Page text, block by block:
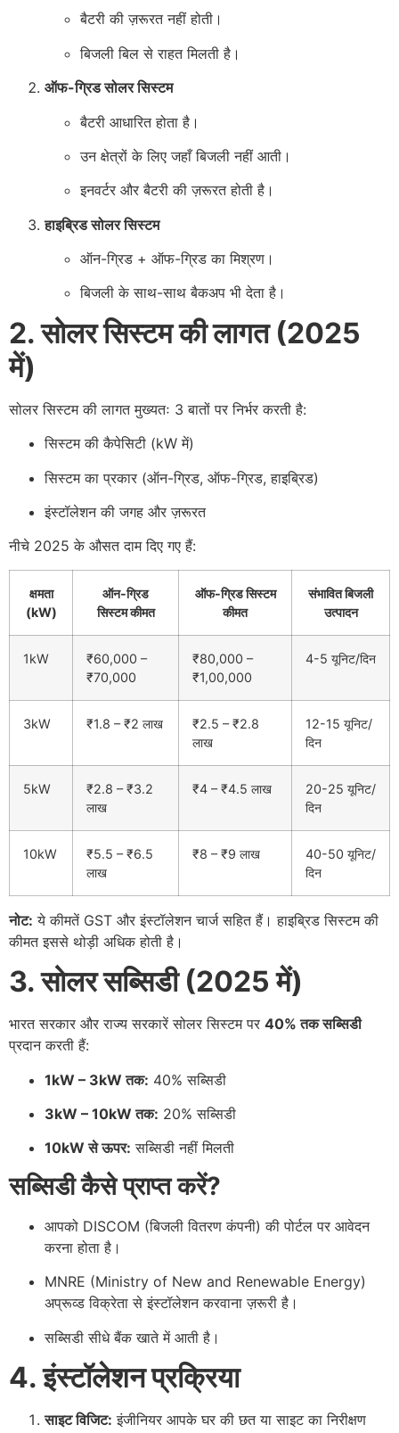
बैटरी की ज़रूरत नहीं होती।
बिजली बिल से राहत मिलती है।
ऑफ-ग्रिड सोलर सिस्टम
बैटरी आधारित होता है।
उन क्षेत्रों के लिए जहाँ बिजली नहीं आती।
इनवर्टर और बैटरी की ज़रूरत होती है।
हाइब्रिड सोलर सिस्टम
ऑन-ग्रिड + ऑफ-ग्रिड का मिश्रण।
बिजली के साथ-साथ बैकअप भी देता है।
2. सोलर सिस्टम की लागत (2025
में)
सोलर सिस्टम की लागत मुख्यतः 3 बातों पर निर्भर करती है:
सिस्टम की कैपेसिटी (kW में)
सिस्टम का प्रकार (ऑन-ग्रिड, ऑफ-ग्रिड, हाइब्रिड)
इंस्टॉलेशन की जगह और ज़रूरत
नीचे 2025 के औसत दाम दिए गए हैं:
क्षमता
(kW)
ऑन-ग्रिड
सिस्टम कीमत
ऑफ-ग्रिड सिस्टम
कीमत
संभावित बिजली
उत्पादन
1kW
₹60,000 –
₹70,000
₹80,000 –
₹1,00,000
4-5 यूनिट/दिन
3kW ₹1.8 – ₹2 लाख
₹2.5 – ₹2.8
लाख
12-15 यूनिट/
दिन
5kW
₹2.8 – ₹3.2
लाख
₹4 – ₹4.5 लाख
20-25 यूनिट/
दिन
10kW
₹5.5 – ₹6.5
लाख
₹8 – ₹9 लाख
40-50 यूनिट/
दिन
नोट: ये कीमतें GST और इंस्टॉलेशन चार्ज सहित हैं। हाइब्रिड सिस्टम की
कीमत इससे थोड़ी अधिक होती है।
3. सोलर सब्सिडी (2025 में)
भारत सरकार और राज्य सरकारें सोलर सिस्टम पर 40% तक सब्सिडी
प्रदान करती हैं:
1kW – 3kW तक: 40% सब्सिडी
3kW – 10kW तक: 20% सब्सिडी
10kW से ऊपर: सब्सिडी नहीं मिलती
सब्सिडी कैसे प्राप्त करें?
आपको DISCOM (बिजली वितरण कंपनी) की पोर्टल पर आवेदन
करना होता है।
MNRE (Ministry of New and Renewable Energy)
अप्रूव्ड विक्रेता से इंस्टॉलेशन करवाना ज़रूरी है।
सब्सिडी सीधे बैंक खाते में आती है।
4. इंस्टॉलेशन प्रक्रिया
साइट विजिट: इंजीनियर आपके घर की छत या साइट का निरीक्षण